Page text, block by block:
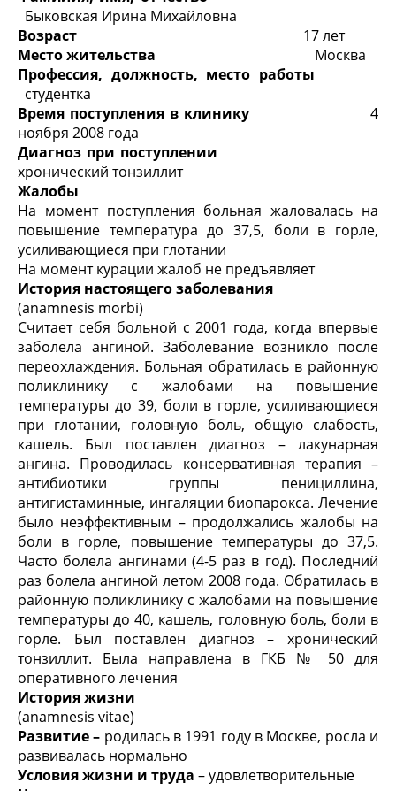
Быковская Ирина Михайловна
Возраст 17 лет
Место жительства Москва
Профессия, должность, место работы
студентка
Время поступления в клинику4
ноября 2008 года
Диагноз при поступлении
хронический тонзиллит
Жалобы
На момент поступления больная жаловалась на
повышение температура до 37,5, боли в горле,
усиливающиеся при глотании
На момент курации жалоб не предъявляет
История настоящего заболевания
(anamnesis morbi)
Считает себя больной с 2001 года, когда впервые
заболела ангиной. Заболевание возникло после
переохлаждения. Больная обратилась в районную
поликлинику с жалобами на повышение
температуры до 39, боли в горле, усиливающиеся
при глотании, головную боль, общую слабость,
кашель. Был поставлен диагноз – лакунарная
ангина. Проводилась консервативная терапия –
антибиотики группы пенициллина,
антигистаминные, ингаляции биопарокса. Лечение
было неэффективным – продолжались жалобы на
боли в горле, повышение температуры до 37,5.
Часто болела ангинами (4-5 раз в год). Последний
раз болела ангиной летом 2008 года. Обратилась в
районную поликлинику с жалобами на повышение
температуры до 40, кашель, головную боль, боли в
горле. Был поставлен диагноз – хронический
тонзиллит. Была направлена в ГКБ № 50 для
оперативного лечения
История жизни
(anamnesis vitae)
Развитие– родилась в 1991 году в Москве, росла и
развивалась нормально
Условия жизни и труда – удовлетворительные